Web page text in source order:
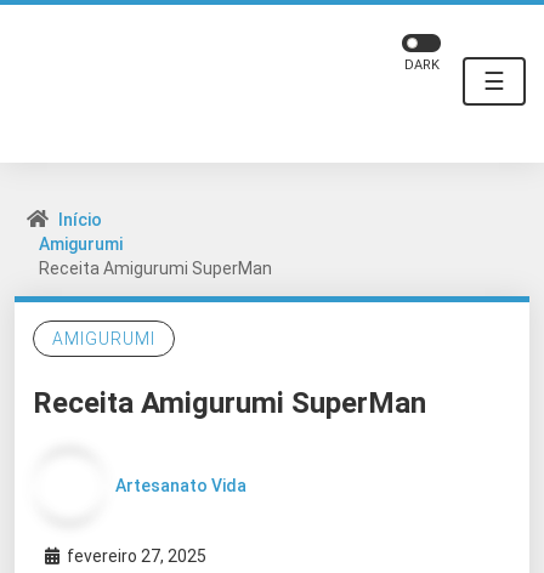
☰
DARK
Início
Amigurumi
Receita Amigurumi SuperMan
AMIGURUMI
Receita Amigurumi SuperMan
Artesanato Vida
fevereiro 27, 2025